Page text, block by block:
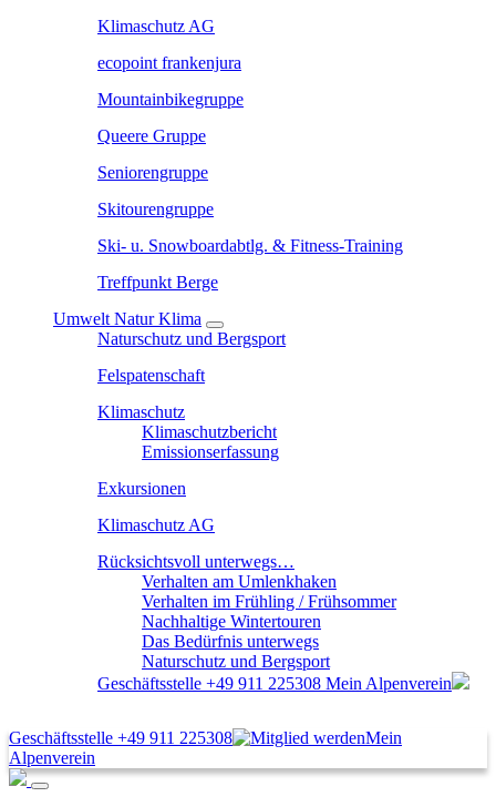
Klimaschutz AG
ecopoint frankenjura
Mountainbikegruppe
Queere Gruppe
Seniorengruppe
Skitourengruppe
Ski- u. Snowboardabtlg. & Fitness-Training
Treffpunkt Berge
Umwelt Natur Klima
Naturschutz und Bergsport
Felspatenschaft
Klimaschutz
Klimaschutzbericht
Emissionserfassung
Exkursionen
Klimaschutz AG
Rücksichtsvoll unterwegs…
Verhalten am Umlenkhaken
Verhalten im Frühling / Frühsommer
Nachhaltige Wintertouren
Das Bedürfnis unterwegs
Naturschutz und Bergsport
Geschäftsstelle +49 911 225308 Mein Alpenverein
Geschäftsstelle +49 911 225308
Mein
Alpenverein